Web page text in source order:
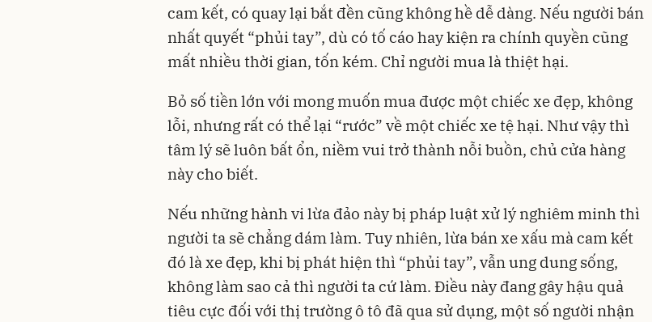
cam kết, có quay lại bắt đền cũng không hề dễ dàng. Nếu người bán
nhất quyết “phủi tay”, dù có tố cáo hay kiện ra chính quyền cũng
mất nhiều thời gian, tốn kém. Chỉ người mua là thiệt hại.
Bỏ số tiền lớn với mong muốn mua được một chiếc xe đẹp, không
lỗi, nhưng rất có thể lại “rước” về một chiếc xe tệ hại. Như vậy thì
tâm lý sẽ luôn bất ổn, niềm vui trở thành nỗi buồn, chủ cửa hàng
này cho biết.
Nếu những hành vi lừa đảo này bị pháp luật xử lý nghiêm minh thì
người ta sẽ chẳng dám làm. Tuy nhiên, lừa bán xe xấu mà cam kết
đó là xe đẹp, khi bị phát hiện thì “phủi tay”, vẫn ung dung sống,
không làm sao cả thì người ta cứ làm. Điều này đang gây hậu quả
tiêu cực đối với thị trường ô tô đã qua sử dụng, một số người nhận